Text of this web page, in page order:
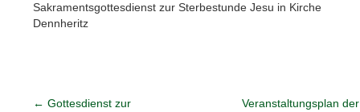
Sakramentsgottesdienst zur Sterbestunde Jesu in Kirche
Dennheritz
← Gottesdienst zur
Veranstaltungsplan der